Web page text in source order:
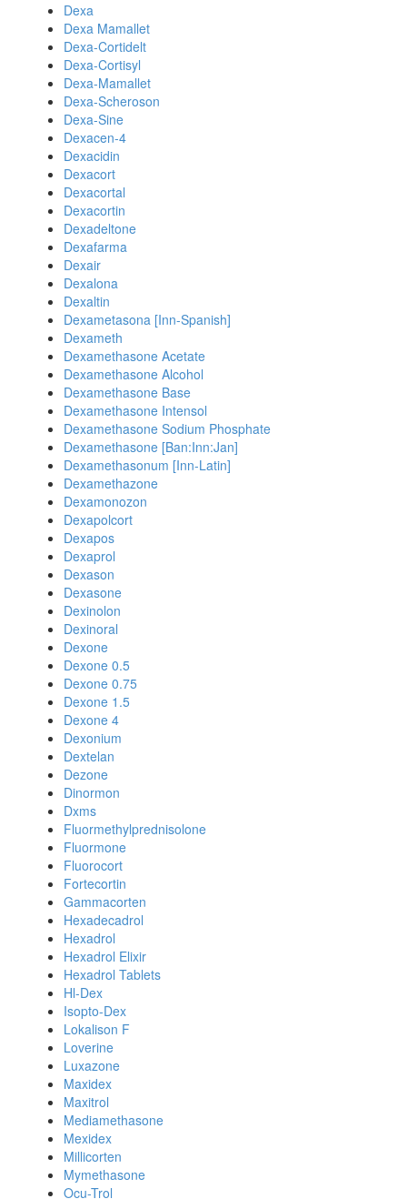
Dexa
Dexa Mamallet
Dexa-Cortidelt
Dexa-Cortisyl
Dexa-Mamallet
Dexa-Scheroson
Dexa-Sine
Dexacen-4
Dexacidin
Dexacort
Dexacortal
Dexacortin
Dexadeltone
Dexafarma
Dexair
Dexalona
Dexaltin
Dexametasona [Inn-Spanish]
Dexameth
Dexamethasone Acetate
Dexamethasone Alcohol
Dexamethasone Base
Dexamethasone Intensol
Dexamethasone Sodium Phosphate
Dexamethasone [Ban:Inn:Jan]
Dexamethasonum [Inn-Latin]
Dexamethazone
Dexamonozon
Dexapolcort
Dexapos
Dexaprol
Dexason
Dexasone
Dexinolon
Dexinoral
Dexone
Dexone 0.5
Dexone 0.75
Dexone 1.5
Dexone 4
Dexonium
Dextelan
Dezone
Dinormon
Dxms
Fluormethylprednisolone
Fluormone
Fluorocort
Fortecortin
Gammacorten
Hexadecadrol
Hexadrol
Hexadrol Elixir
Hexadrol Tablets
Hl-Dex
Isopto-Dex
Lokalison F
Loverine
Luxazone
Maxidex
Maxitrol
Mediamethasone
Mexidex
Millicorten
Mymethasone
Ocu-Trol